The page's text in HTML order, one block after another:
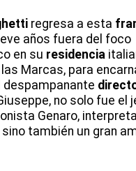
regresa a esta
años fuera del foco
en su residencia
Marcas, para
despampanante
no solo fue el
Genaro,
también un gran